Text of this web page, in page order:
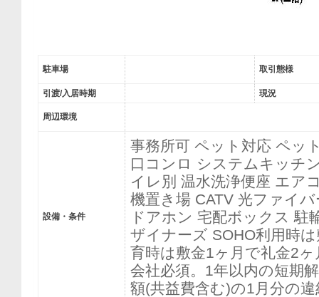
駐車場 取引態様
引渡/入居時期 現況
周辺環境
設備・条件
事務所可 ペット対応 ペッ
口コンロ システムキッチ
イレ別 温水洗浄便座 エア
機置き場 CATV 光ファイ
ドアホン 宅配ボックス 駐
ザイナーズ SOHO利用時
育時は敷金1ヶ月で礼金2
会社必須。1年以内の短期
額(共益費含む)の1月分の